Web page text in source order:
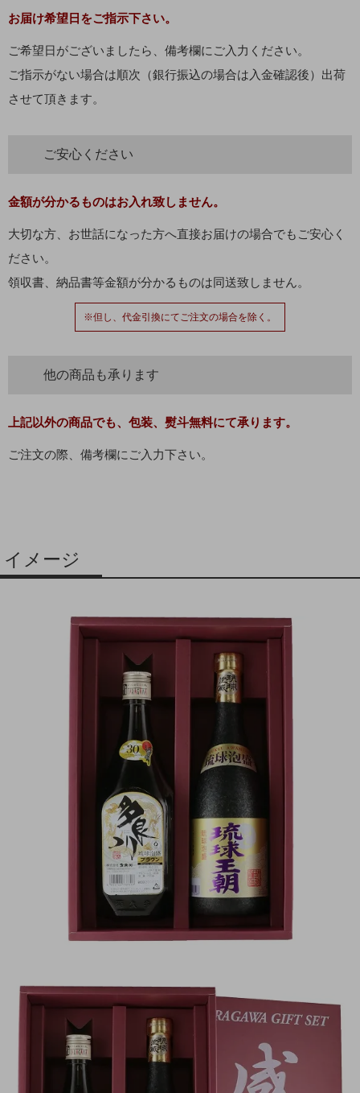
お届け希望日をご指示下さい。
ご希望日がございましたら、備考欄にご入力ください。
ご指示がない場合は順次（銀行振込の場合は入金確認後）出荷
させて頂きます。
ご安心ください
金額が分かるものはお入れ致しません。
大切な方、お世話になった方へ直接お届けの場合でもご安心く
ださい。
領収書、納品書等金額が分かるものは同送致しません。
※但し、代金引換にてご注文の場合を除く。
他の商品も承ります
上記以外の商品でも、包装、熨斗無料にて承ります。
ご注文の際、備考欄にご入力下さい。
イメージ